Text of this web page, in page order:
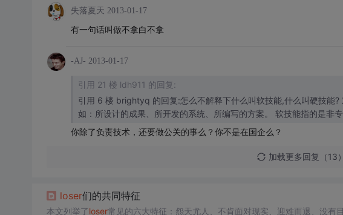
失落夏天 2013-01-17
有一句话叫做不拿白不拿
-AJ- 2013-01-17
引用 21 楼 ldh911 的回复:
引用 6 楼 brightyq 的回复:怎么不解释下什么叫软技能,什么叫硬技能? 对于IT企业来说，硬技能可以理解为专业技能层面，比
如：所设计的成果、所开发的系统
你除了负责技术，还要做公关的事么？你不是在国企么？
加载更多回复（13）
loser们的共同特征
本文列举了loser常见的六大特征：怨天尤人、不肯面对现实、迎难而退、没有